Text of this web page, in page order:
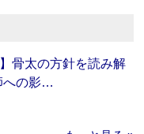
骨太の方針を読み解
への影…